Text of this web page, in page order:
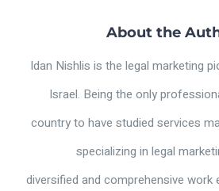
About the
Idan Nishlis is the legal marketing
Israel. Being the only
country to have studied services
specializing in legal
diversified and comprehensive work